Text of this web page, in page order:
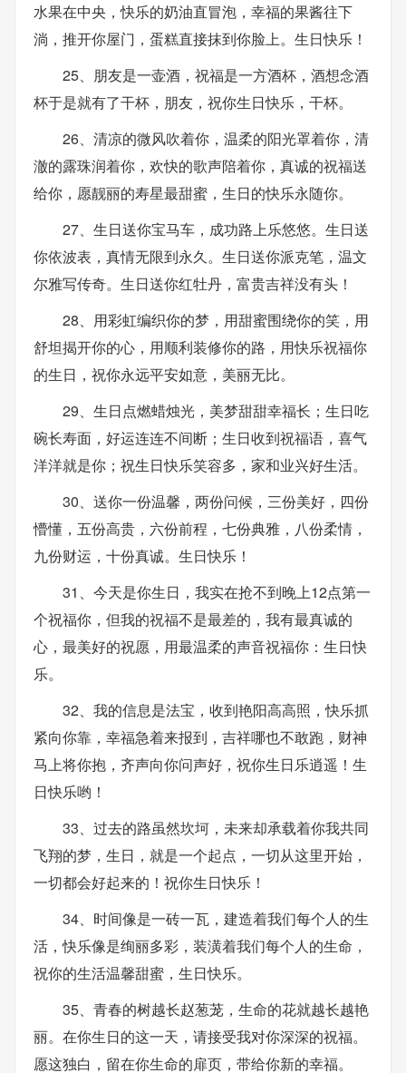
水果在中央，快乐的奶油直冒泡，幸福的果酱往下
淌，推开你屋门，蛋糕直接抹到你脸上。生日快乐！
25、朋友是一壶酒，祝福是一方酒杯，酒想念酒
杯于是就有了干杯，朋友，祝你生日快乐，干杯。
26、清凉的微风吹着你，温柔的阳光罩着你，清
澈的露珠润着你，欢快的歌声陪着你，真诚的祝福送
给你，愿靓丽的寿星最甜蜜，生日的快乐永随你。
27、生日送你宝马车，成功路上乐悠悠。生日送
你依波表，真情无限到永久。生日送你派克笔，温文
尔雅写传奇。生日送你红牡丹，富贵吉祥没有头！
28、用彩虹编织你的梦，用甜蜜围绕你的笑，用
舒坦揭开你的心，用顺利装修你的路，用快乐祝福你
的生日，祝你永远平安如意，美丽无比。
29、生日点燃蜡烛光，美梦甜甜幸福长；生日吃
碗长寿面，好运连连不间断；生日收到祝福语，喜气
洋洋就是你；祝生日快乐笑容多，家和业兴好生活。
30、送你一份温馨，两份问候，三份美好，四份
懵懂，五份高贵，六份前程，七份典雅，八份柔情，
九份财运，十份真诚。生日快乐！
31、今天是你生日，我实在抢不到晚上12点第一
个祝福你，但我的祝福不是最差的，我有最真诚的
心，最美好的祝愿，用最温柔的声音祝福你：生日快
乐。
32、我的信息是法宝，收到艳阳高高照，快乐抓
紧向你靠，幸福急着来报到，吉祥哪也不敢跑，财神
马上将你抱，齐声向你问声好，祝你生日乐逍遥！生
日快乐哟！
33、过去的路虽然坎坷，未来却承载着你我共同
飞翔的梦，生日，就是一个起点，一切从这里开始，
一切都会好起来的！祝你生日快乐！
34、时间像是一砖一瓦，建造着我们每个人的生
活，快乐像是绚丽多彩，装潢着我们每个人的生命，
祝你的生活温馨甜蜜，生日快乐。
35、青春的树越长赵葱茏，生命的花就越长越艳
丽。在你生日的这一天，请接受我对你深深的祝福。
愿这独白，留在你生命的扉页，带给你新的幸福。